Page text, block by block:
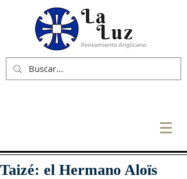
Taizé: el Hermano Aloïs